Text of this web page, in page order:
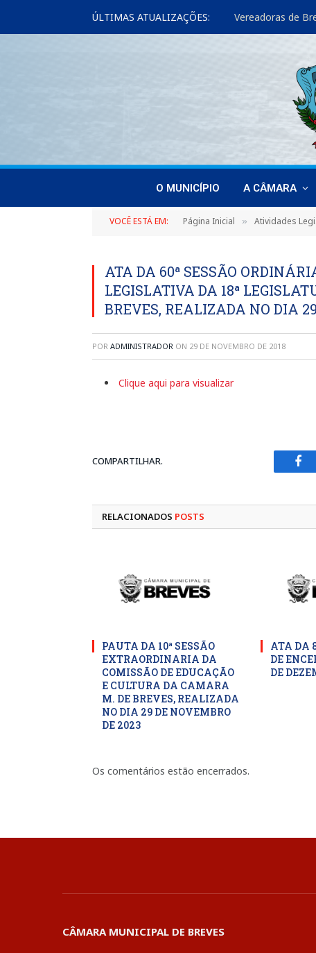
ÚLTIMAS ATUALIZAÇÕES:
O MUNICÍPIO A CÂMARA
VOCÊ ESTÁ EM: Página Inicial » Atividades
ATA DA 60ª SESSÃO
LEGISLATIVA DA 18ª
BREVES, REALIZADA NO DIA
POR ADMINISTRADOR ON 29 DE NOVEMBRO DE 2018
Clique aqui para visualizar
COMPARTILHAR.
RELACIONADOS POSTS
PAUTA DA 10ª SESSÃO
EXTRAORDINARIA DA
COMISSÃO DE EDUCAÇÃO
E CULTURA DA CAMARA
M. DE BREVES, REALIZADA
NO DIA 29 DE NOVEMBRO
DE 2023
ATA DA
DE
DE
Os comentários estão encerrados.
CÂMARA MUNICIPAL DE BREVES